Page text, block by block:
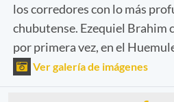
los corredores con lo más
chubutense. Ezequiel Brahim
por primera vez, en el
Ver galería de imágenes